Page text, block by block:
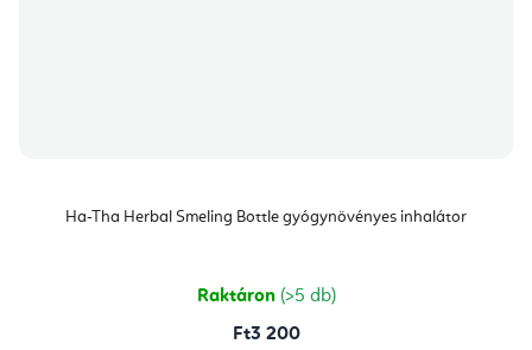
Ha-Tha Herbal Smeling Bottle gyógynövényes inhalátor
Raktáron (>5 db)
Ft3 200